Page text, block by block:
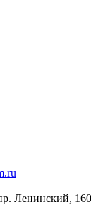
Ленинский, 160